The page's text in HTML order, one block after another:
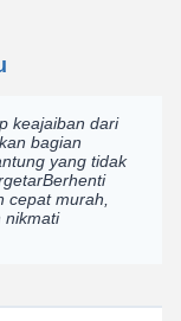
keajaiban dari
bagian
yang tidak
cepat murah,
nikmati